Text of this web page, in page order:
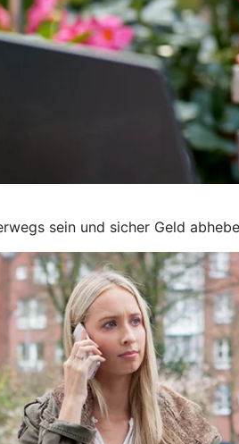
sein und sicher Geld